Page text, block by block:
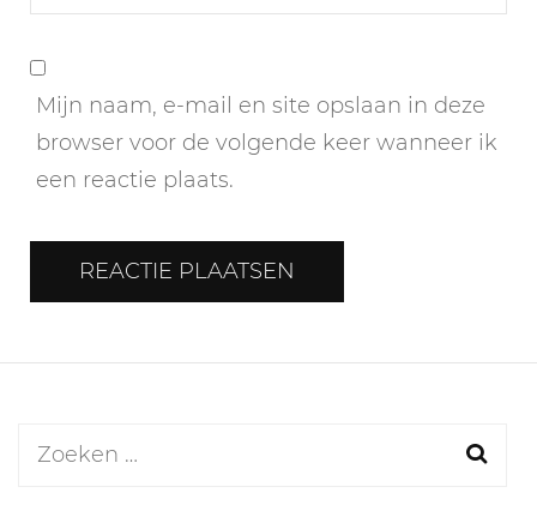
Mijn naam, e-mail en site opslaan in deze
browser voor de volgende keer wanneer ik
een reactie plaats.
Zoeken